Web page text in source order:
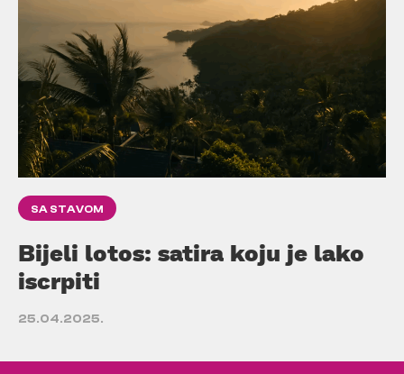
SA STAVOM
Bijeli lotos: satira koju je lako
iscrpiti
25.04.2025.